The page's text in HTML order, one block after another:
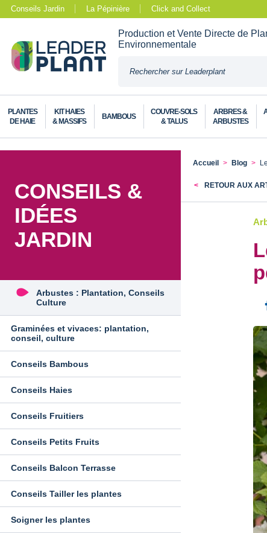
Conseils Jardin La Pépinière Click and Collect
Production et Vente Directe de
Environnementale
PLANTES
DE HAIE
KIT HAIES
& MASSIFS
BAMBOUS
COUVRE-SOLS
& TALUS
ARBRES &
ARBUSTES
CONSEILS &
IDÉES
JARDIN
Arbustes : Plantation, Conseils
Culture
Graminées et vivaces: plantation,
conseil, culture
Conseils Bambous
Conseils Haies
Conseils Fruitiers
Conseils Petits Fruits
Conseils Balcon Terrasse
Conseils Tailler les plantes
Soigner les plantes
Accueil Blog
RETOUR AUX